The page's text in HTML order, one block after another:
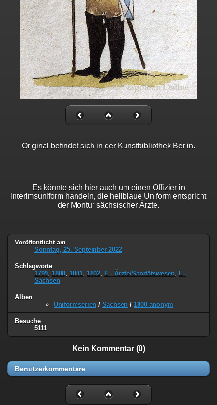
Original befindet sich in der Kunstbibliothek Berlin.
Es könnte sich hier auch um einen Offizier in
Interimsuniform handeln, die hellblaue Uniform entspricht
der Montur sächsischer Ärzte.
Veröffentlicht am
Sonntag, 25. September 2022
Schlagworte
1799, 1800, 1801, 1802, E - Ärzte/Sanitätswesen, L -
Sachsen
Alben
Uniformserien / Sachsen / 1800 anonym
Besuche
5111
Kein Kommentar (0)
Benutzerkommentare